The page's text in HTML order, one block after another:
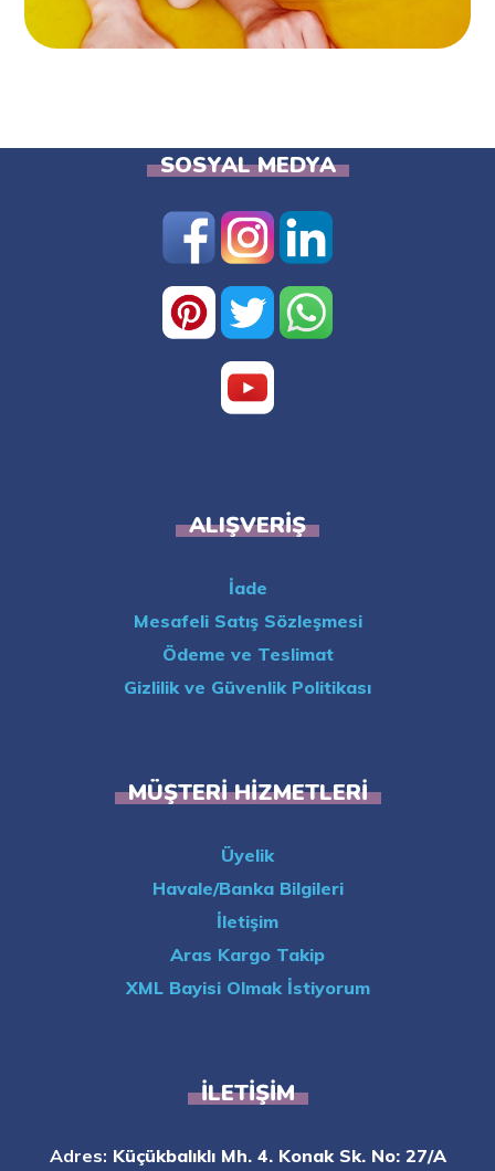
SOSYAL MEDYA
ALIŞVERIŞ
İade
Mesafeli Satış Sözleşmesi
Ödeme ve Teslimat
Gizlilik ve Güvenlik Politikası
MÜŞTERI HIZMETLERI
Üyelik
Havale/Banka Bilgileri
İletişim
Aras Kargo Takip
XML Bayisi Olmak İstiyorum
İLETIŞIM
Adres: Küçükbalıklı Mh. 4. Konak Sk. No: 27/A